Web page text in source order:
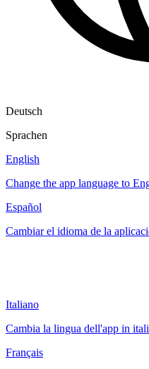
Deutsch
Sprachen
English
Change the app language to
Español
Cambiar el idioma de la
Italiano
Cambia la lingua dell'app in
Français